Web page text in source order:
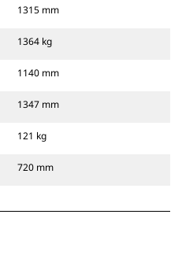
1315 mm
1364 kg
1140 mm
1347 mm
121 kg
720 mm